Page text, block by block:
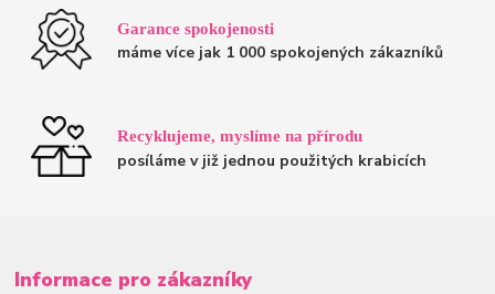
Garance spokojenosti
máme více jak 1 000 spokojených zákazníků
Recyklujeme, myslíme na přírodu
posíláme v již jednou použitých krabicích
Informace pro zákazníky